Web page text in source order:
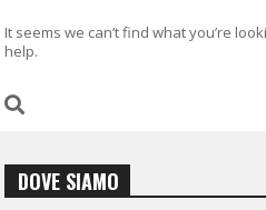
It seems we can’t find what you’re
help.
DOVE SIAMO